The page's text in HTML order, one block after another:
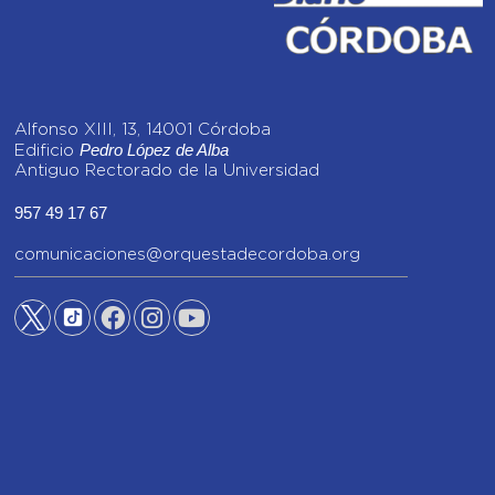
Alfonso XIII, 13, 14001 Córdoba
EdificioPedro López de Alba
Antiguo Rectorado de la Universidad
957 49 17 67
comunicaciones@orquestadecordoba.org